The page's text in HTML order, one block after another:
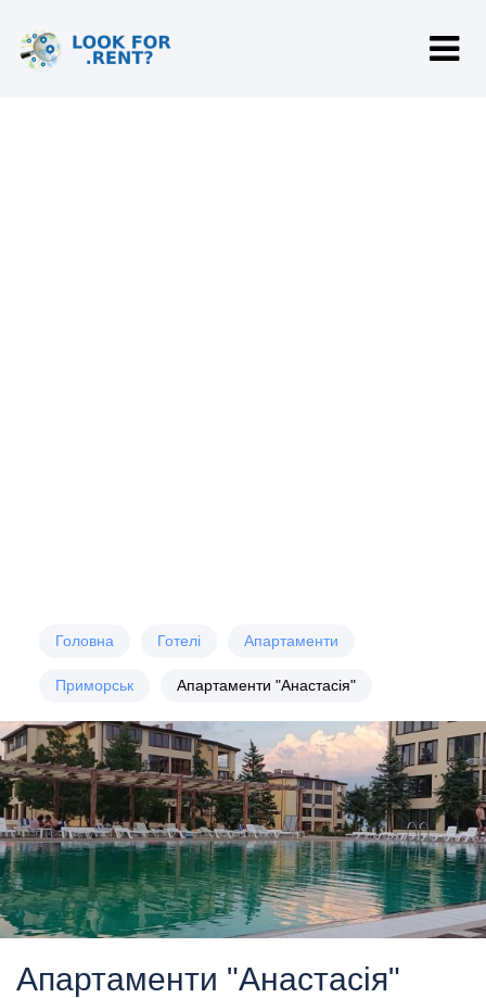
Головна Готелі Апартаменти
Приморськ Апартаменти "Анастасія"
Апартаменти "Анастасія"